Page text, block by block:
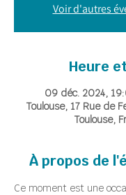
Voir d'autres
Heure
09 déc. 2024,
Toulouse, 17 Rue de
Toulouse,
À propos de
Ce moment est une